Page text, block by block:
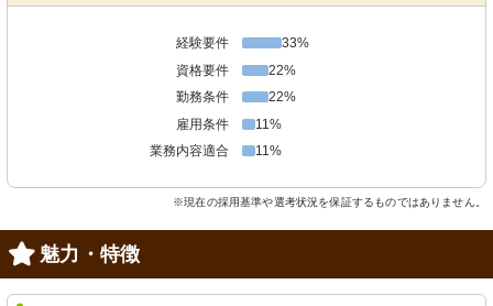
経験要件
33%
資格要件
22%
勤務条件
22%
雇用条件
11%
業務内容適合
11%
※現在の採用基準や選考状況を保証するものではありません。
魅力・特徴